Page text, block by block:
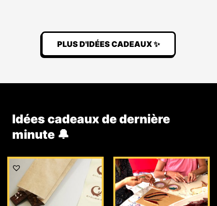
PLUS D'IDÉES CADEAUX ✨
Idées cadeaux de dernière
minute 🔔